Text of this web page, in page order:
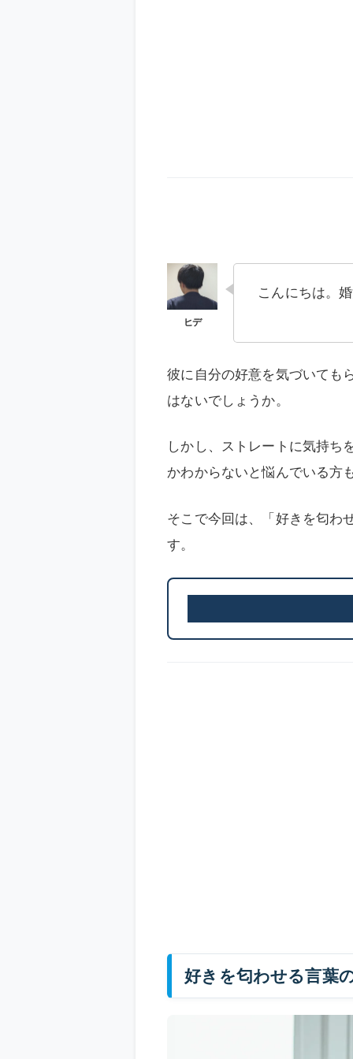
こんにちは。
彼に自分の好意を気づいても
はないでしょうか。
しかし、ストレートに気持ち
かわからないと悩んでいる方
そこで今回は、「好きを匂わ
す。
好きを匂わせる言葉